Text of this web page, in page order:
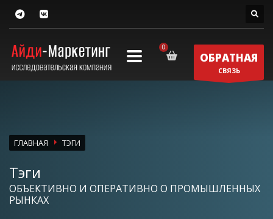
ОБРАТНАЯ
СВЯЗЬ
ГЛАВНАЯ ТЭГИ
Тэги
ОБЪЕКТИВНО И ОПЕРАТИВНО О ПРОМЫШЛЕННЫХ
РЫНКАХ